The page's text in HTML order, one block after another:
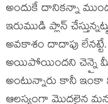
అందుకే దానికన్నా
ఇరుముడి ప్లాన్
అవకాశం దాదాపు
అయిపోయిందని చెన్నై
అంటున్నారు కానీ ఇంకా